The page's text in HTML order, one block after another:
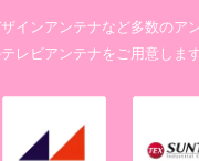
インアンテナなど多数のア
レビアンテナをご用意しま